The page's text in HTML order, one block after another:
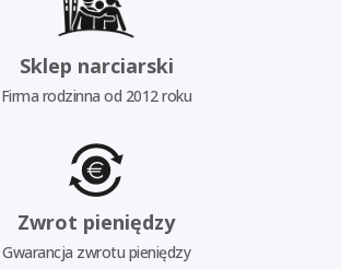
Sklep narciarski
Firma rodzinna od 2012 roku
Zwrot pieniędzy
Gwarancja zwrotu pieniędzy